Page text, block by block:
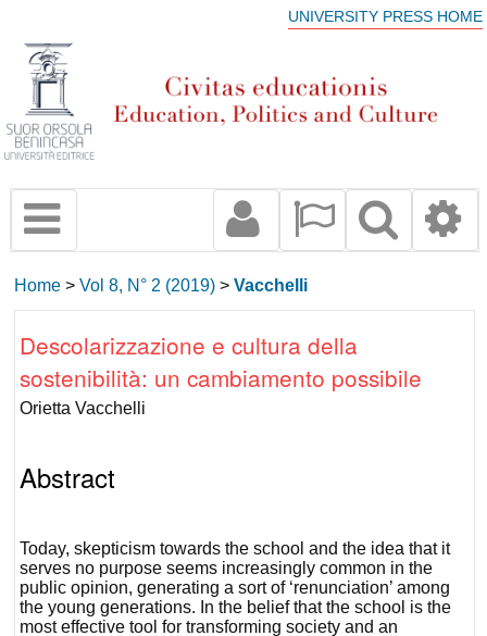
UNIVERSITY PRESS HOME
Home >Vol 8, N° 2 (2019) >Vacchelli
Descolarizzazione e cultura della
sostenibilità: un cambiamento possibile
Orietta Vacchelli
Abstract
Today, skepticism towards the school and the idea that it
serves no purpose seems increasingly common in the
public opinion, generating a sort of ‘renunciation’ among
the young generations. In the belief that the school is the
most effective tool for transforming society and an